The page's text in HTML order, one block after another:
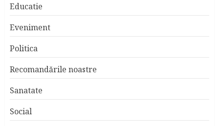
Educatie
Eveniment
Politica
Recomandările noastre
Sanatate
Social